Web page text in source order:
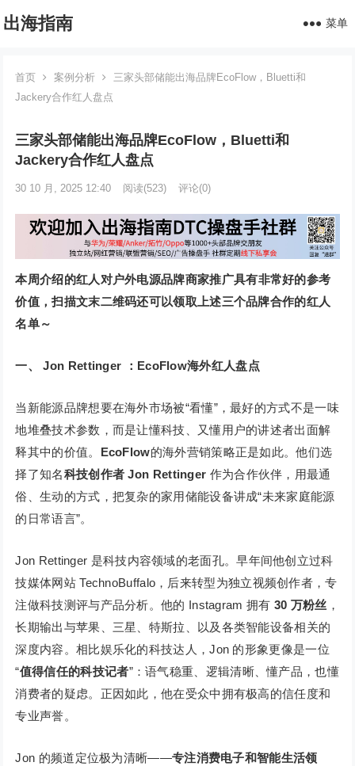
出海指南 菜单
首页 案例分析
三家头部储能出海品牌EcoFlow，Bluetti和
Jackery合作红人盘点
三家头部储能出海品牌EcoFlow，Bluetti和
Jackery合作红人盘点
30 10 月, 2025 12:40 阅读(523) 评论(0)
本周介绍的红人对户外电源品牌商家推广具有非常好的参考
价值，扫描文末二维码还可以领取上述三个品牌合作的红人
名单～
一、 Jon Rettinger ：EcoFlow海外红人盘点
当新能源品牌想要在海外市场被“看懂”，最好的方式不是一味
地堆叠技术参数，而是让懂科技、又懂用户的讲述者出面解
释其中的价值。 EcoFlow的海外营销策略正是如此。他们选
择了知名科技创作者 Jon Rettinger 作为合作伙伴，用最通
俗、生动的方式，把复杂的家用储能设备讲成“未来家庭能源
的日常语言”。
Jon Rettinger 是科技内容领域的老面孔。早年间他创立过科
技媒体网站 TechnoBuffalo，后来转型为独立视频创作者，专
注做科技测评与产品分析。他的 Instagram 拥有 30 万粉丝 ，
长期输出与苹果、三星、特斯拉、以及各类智能设备相关的
深度内容。相比娱乐化的科技达人，Jon 的形象更像是一位
“值得信任的科技记者”：语气稳重、逻辑清晰、懂产品，也懂
消费者的疑虑。正因如此，他在受众中拥有极高的信任度和
专业声誉。
Jon 的频道定位极为清晰——专注消费电子和智能生活领